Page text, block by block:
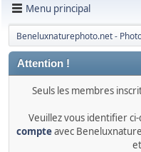
Menu principal
Beneluxnaturephoto.net -
Attention !
Seuls les membres
Veuillez vous identifier ci-
compteavec